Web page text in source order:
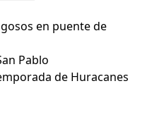
Capitán
en puente de
Pablo
de Huracanes